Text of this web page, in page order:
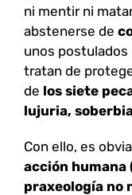
ni mentir ni
abstenerse de
unos postulados
tratan de
de los siete
lujuria,
Con ello, es obvia
acción humana
praxeología no